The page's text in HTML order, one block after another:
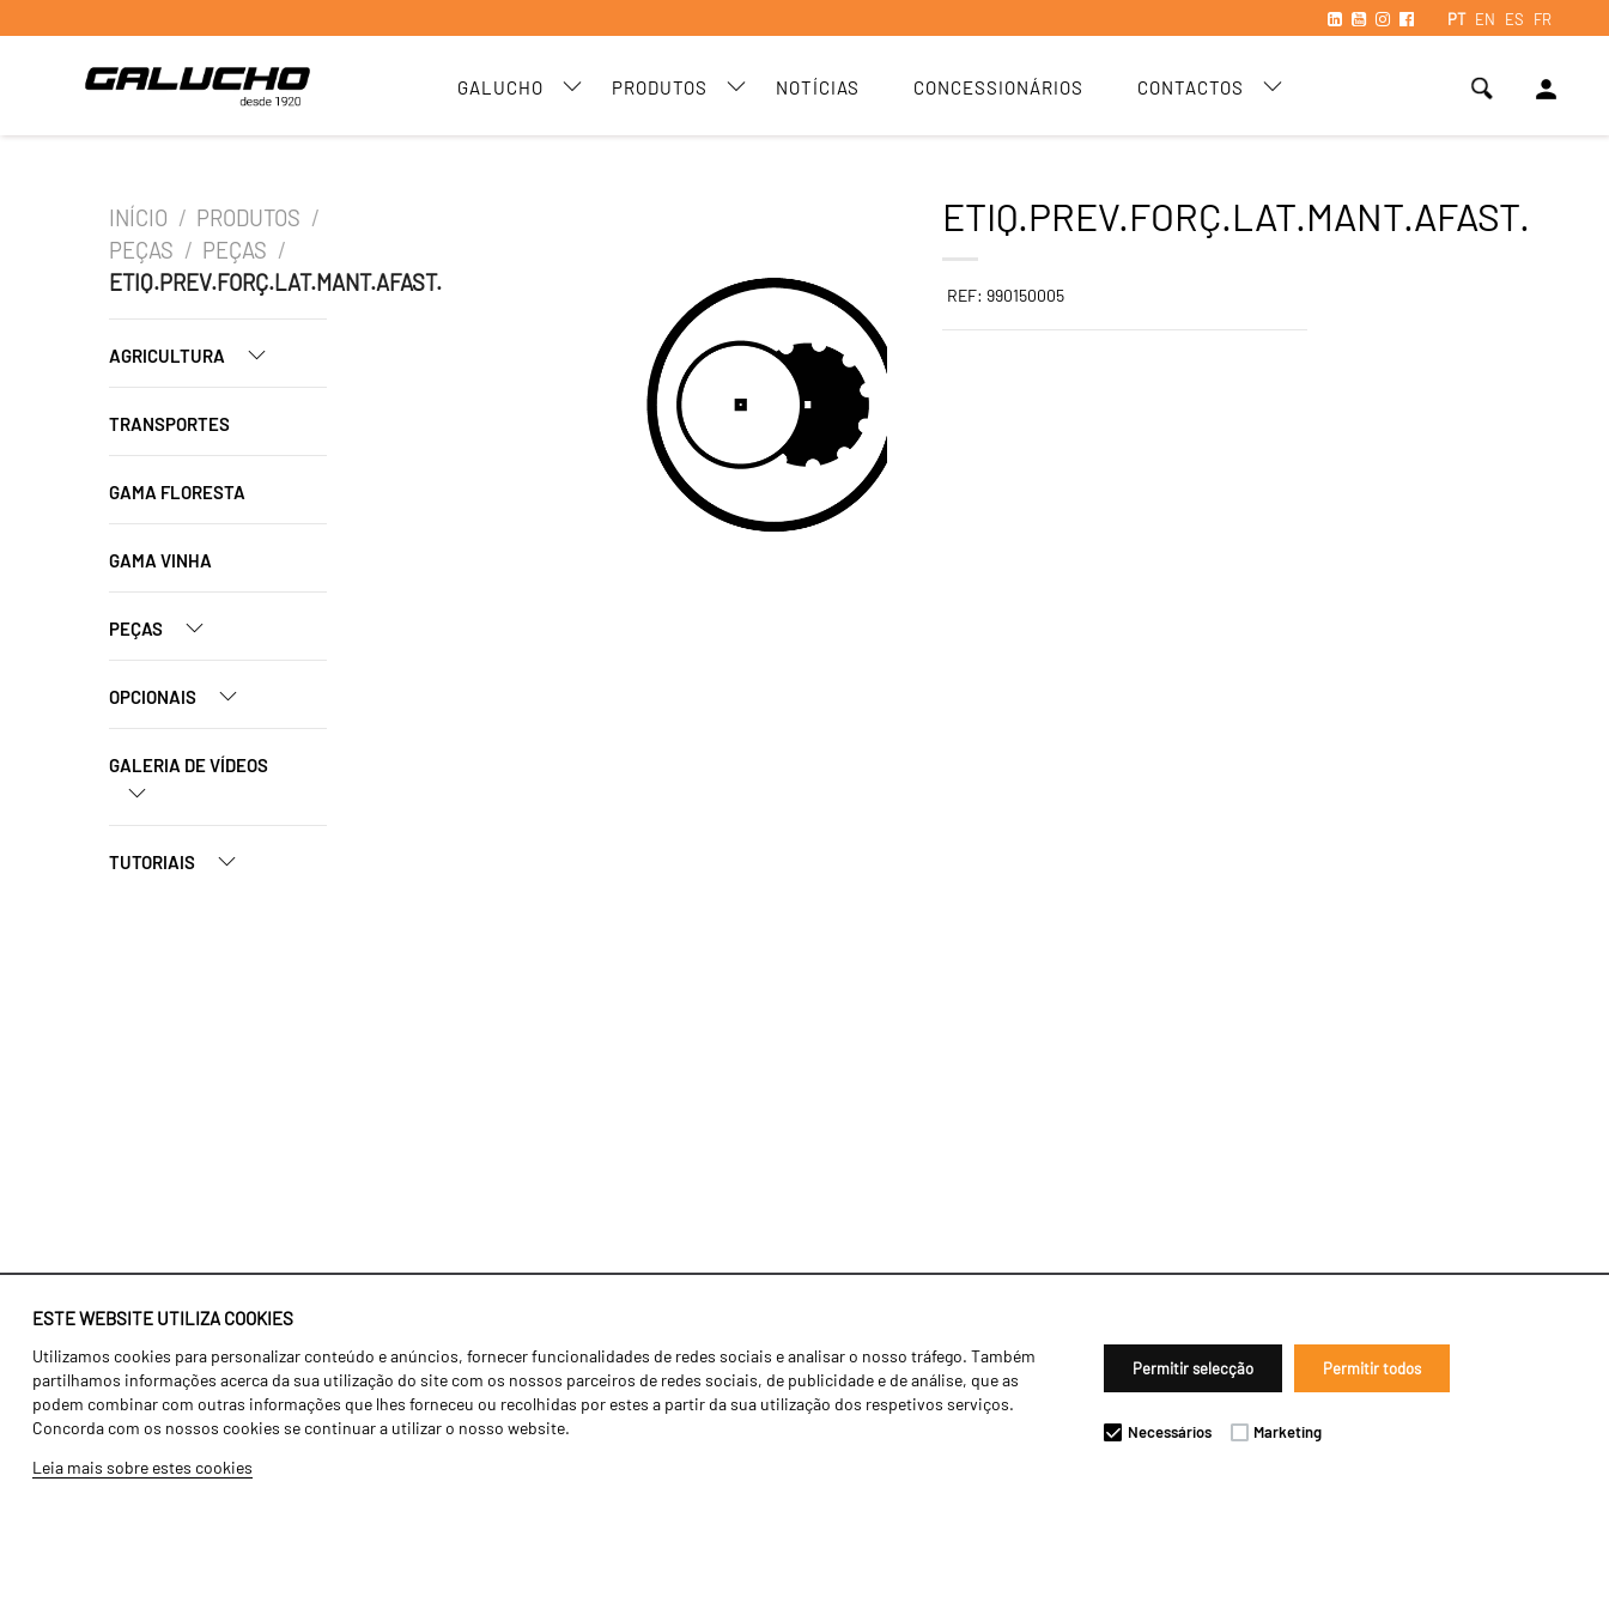
PT EN ES FR
GALUCHO PRODUTOS NOTÍCIAS CONCESSIONÁRIOS CONTACTOS person
ESTE WEBSITE UTILIZA COOKIES
Utilizamos cookies para personalizar conteúdo e anúncios, fornecer funcionalidades de redes sociais e analisar o nosso tráfego. Também
partilhamos informações acerca da sua utilização do site com os nossos parceiros de redes sociais, de publicidade e de análise, que as
podem combinar com outras informações que lhes forneceu ou recolhidas por estes a partir da sua utilização dos respetivos serviços.
Concorda com os nossos cookies se continuar a utilizar o nosso website.
Leia mais sobre estes cookies
Permitir selecção Permitir todos
Necessários Marketing
INÍCIO / PRODUTOS /
PEÇAS / PEÇAS /
ETIQ.PREV.FORÇ.LAT.MANT.AFAST.
AGRICULTURA
TRANSPORTES
GAMA FLORESTA
GAMA VINHA
PEÇAS
OPCIONAIS
GALERIA DE VÍDEOS
TUTORIAIS
ETIQ.PREV.FORÇ.LAT.MANT.AFAST.
REF: 990150005
Identidade
História
Fábrica / Produção
Recursos Humanos
Agricultura
Transportes
Gama Floresta
Notícias
Concessionários